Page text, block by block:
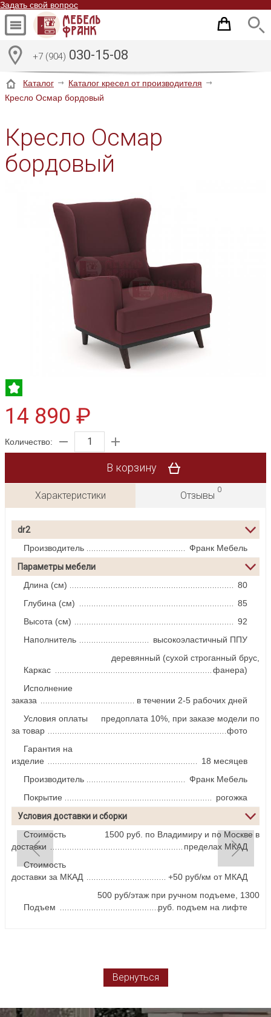
Задать свой вопрос
+7 (904) 030-15-08
Каталог
Каталог кресел от производителя
Кресло Осмар бордовый
Кресло Осмар
бордовый
14 890 ₽
Количество:
В корзину
Характеристики Отзывы
0
dr2
Производитель
Франк Мебель
Параметры мебели
Длина (см)
80
Глубина (см)
85
Высота (см)
92
Наполнитель
высокоэластичный ППУ
Каркас
деревянный (сухой строганный брус,
фанера)
Исполнение
заказа
в течении 2-5 рабочих дней
Условия оплаты
за товар
предоплата 10%, при заказе модели по
фото
Гарантия на
изделие
18 месяцев
Производитель
Франк Мебель
Покрытие
рогожка
Условия доставки и сборки
Стоимость
доставки
1500 руб. по Владимиру и по Москве в
пределах МКАД
Стоимость
доставки за МКАД
+50 руб/км от МКАД
Подъем
500 руб/этаж при ручном подъеме, 1300
руб. подъем на лифте
Вернуться